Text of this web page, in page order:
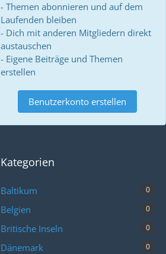
- Themen abonnieren und auf dem
Laufenden bleiben
- Dich mit anderen Mitgliedern direkt
austauschen
- Eigene Beiträge und Themen
erstellen
Benutzerkonto erstellen
Kategorien
Baltikum 0
Belgien 0
Britische Inseln 0
Dänemark 0